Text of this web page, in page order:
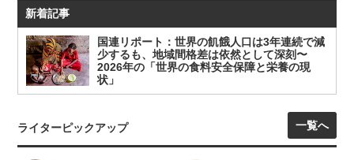
新着記事
国連リポート：世界の飢餓人口は3年連続で減
少するも、地域間格差は依然として深刻〜
2026年の「世界の食料安全保障と栄養の現
状」
ライターピックアップ 一覧へ